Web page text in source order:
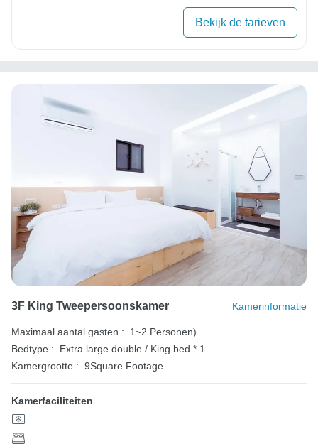
Bekijk de tarieven
3F King Tweepersoonskamer Kamerinformatie
Maximaal aantal gasten :
1~2 Personen)
Bedtype :
Extra large double / King bed * 1
Kamergrootte : 9Square Footage
Kamerfaciliteiten